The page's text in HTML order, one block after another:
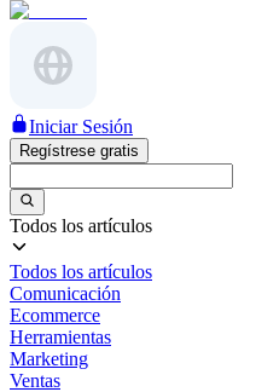
Iniciar Sesión
Regístrese gratis
Todos los artículos
Todos los artículos
Comunicación
Ecommerce
Herramientas
Marketing
Ventas